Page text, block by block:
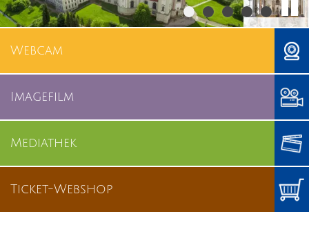
Webcam
Imagefilm
Mediathek
Ticket-Webshop